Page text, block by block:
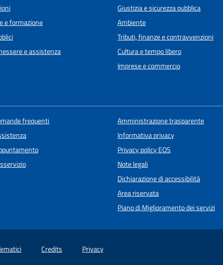
e formazione
e assistenza
Giustizia e sicurezza pubblica
Ambiente
Tributi, finanze e contravvenzioni
Cultura e tempo libero
Imprese e commercio
frequenti
Amministrazione trasparente
Informativa privacy
Privacy policy EOS
Note legali
Dichiarazione di accessibilità
Area riservata
Piano di Miglioramento dei servizi
Credits Privacy